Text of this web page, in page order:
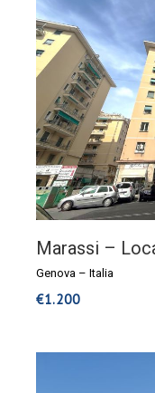
Marassi –
Genova – Italia
€1.200